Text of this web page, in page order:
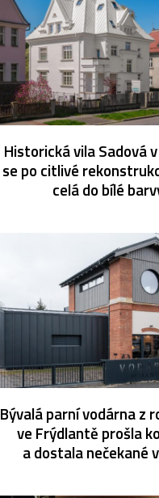
Historická vila Sadová
se po citlivé
celá do bílé
Bývalá parní vodárna z
ve Frýdlantě prošla
a dostala nečekané